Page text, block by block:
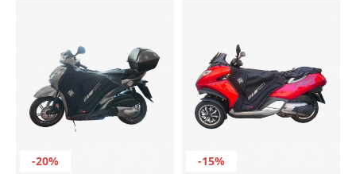
-20% -15%